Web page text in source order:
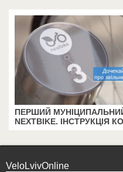
ПЕРШИЙ
NEXTBIKE. ІНСТРУКЦІЯ
VeloLvivOnline